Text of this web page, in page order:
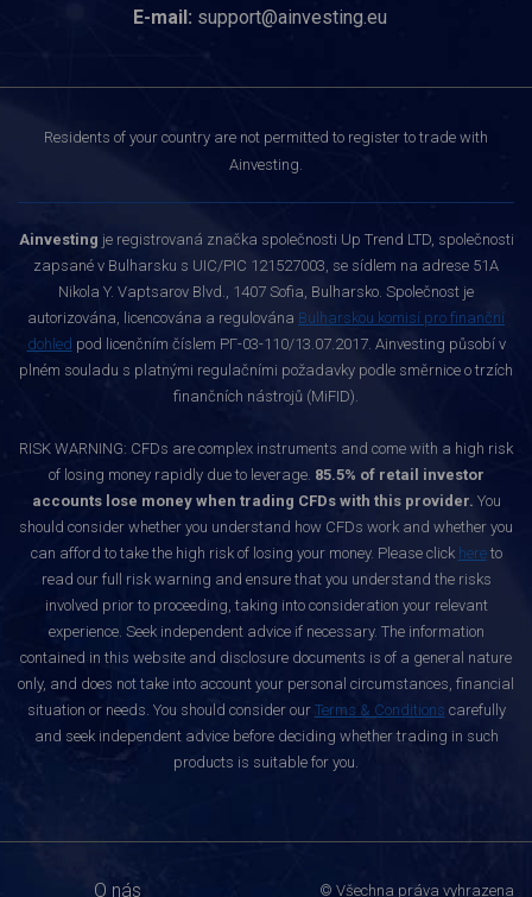
E-mail: support@ainvesting.eu
Residents of your country are not permitted to register to trade with
Ainvesting.
Ainvesting je registrovaná značka společnosti Up Trend LTD, společnosti
zapsané v Bulharsku s UIC/PIC 121527003, se sídlem na adrese 51A
Nikola Y. Vaptsarov Blvd., 1407 Sofia, Bulharsko. Společnost je
autorizována, licencována a regulována Bulharskou komisí pro finanční
dohled pod licenčním číslem РГ-03-110/13.07.2017. Ainvesting působí v
plném souladu s platnými regulačními požadavky podle směrnice o trzích
finančních nástrojů (MiFID).
RISK WARNING: CFDs are complex instruments and come with a high risk
of losing money rapidly due to leverage. 85.5% of retail investor
accounts lose money when trading CFDs with this provider. You
should consider whether you understand how CFDs work and whether you
can afford to take the high risk of losing your money. Please click hereto
read our full risk warning and ensure that you understand the risks
involved prior to proceeding, taking into consideration your relevant
experience. Seek independent advice if necessary. The information
contained in this website and disclosure documents is of a general nature
only, and does not take into account your personal circumstances, financial
situation or needs. You should consider our Terms & Conditions carefully
and seek independent advice before deciding whether trading in such
products is suitable for you.
O nás © Všechna práva vyhrazena